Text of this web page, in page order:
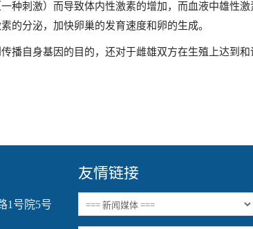
种刺激）而导致体内性激素的增加，而血液中雄性
的分泌，加快卵巢的发育速度和卵的生成。
播自身基因的目的，还对于雌雄双方在生殖上达到
号院5号
友情链接